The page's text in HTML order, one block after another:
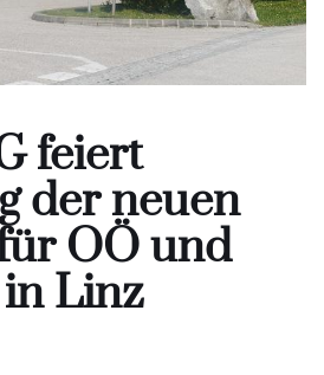
feiert
der neuen
OÖ und
Linz